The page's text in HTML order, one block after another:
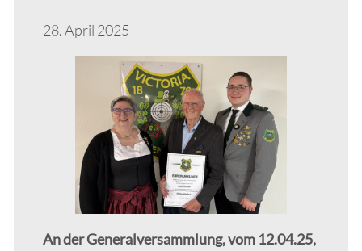
28. April 2025
An der Generalversammlung, vom 12.04.25,